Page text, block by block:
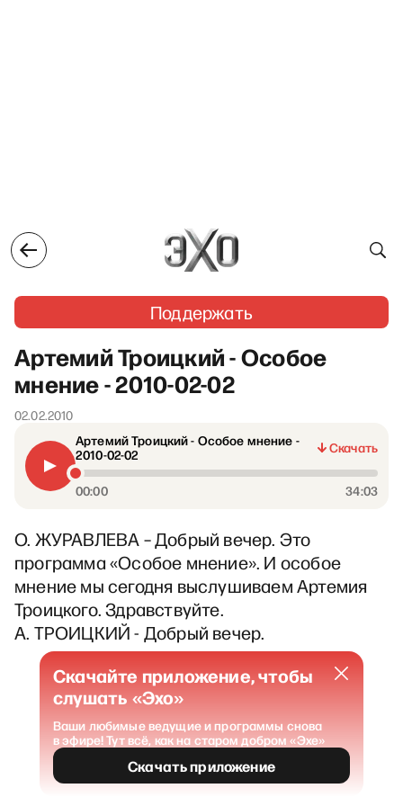
Поддержать
Артемий Троицкий - Особое
мнение - 2010-02-02
02.02.2010
Артемий Троицкий - Особое мнение -
2010-02-02
Скачать
00:00 34:03
О. ЖУРАВЛЕВА – Добрый вечер. Это
программа «Особое мнение». И особое
мнение мы сегодня выслушиваем Артемия
Троицкого. Здравствуйте.
А. ТРОИЦКИЙ - Добрый вечер.
Скачайте приложение, чтобы
слушать «Эхо»
Ваши любимые ведущие и программы снова
в эфире! Тут всё, как на старом добром «Эхе»
Скачать приложение